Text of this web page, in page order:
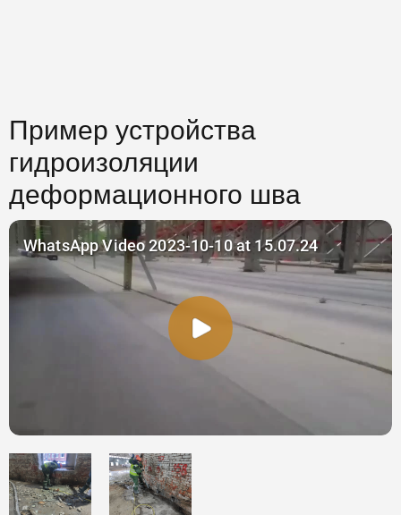
Пример устройства
гидроизоляции
деформационного шва